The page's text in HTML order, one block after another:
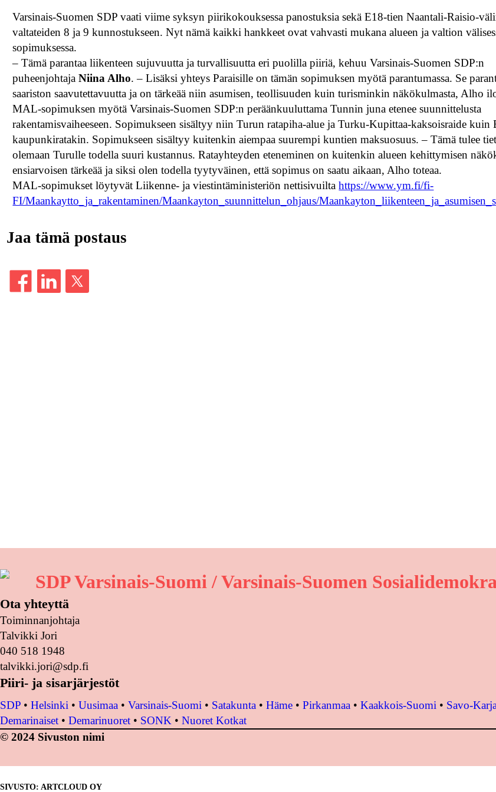
Varsinais-Suomen SDP vaati viime syksyn piirikokouksessa panostuksia sekä E18-tien Naantali-Raisio-
valtateiden 8 ja 9 kunnostukseen. Nyt nämä kaikki hankkeet ovat vahvasti mukana alueen ja valtion
sopimuksessa.
– Tämä parantaa liikenteen sujuvuutta ja turvallisuutta eri puolilla piiriä, kehuu Varsinais-Suomen SDP:n
puheenjohtajaNiina Alho. – Lisäksi yhteys Paraisille on tämän sopimuksen myötä parantumassa. Se
saariston saavutettavuutta ja on tärkeää niin asumisen, teollisuuden kuin turisminkin näkökulmasta, Alho
MAL-sopimuksen myötä Varsinais-Suomen SDP:n peräänkuuluttama Tunnin juna etenee suunnittelusta
rakentamisvaiheeseen. Sopimukseen sisältyy niin Turun ratapiha-alue ja Turku-Kupittaa-kaksoisraide kuin
kaupunkiratakin. Sopimukseen sisältyy kuitenkin aiempaa suurempi kuntien maksuosuus. – Tämä tulee
olemaan Turulle todella suuri kustannus. Ratayhteyden eteneminen on kuitenkin alueen kehittymisen
ensiarvoisen tärkeää ja siksi olen todella tyytyväinen, että sopimus on saatu aikaan, Alho toteaa.
MAL-sopimukset löytyvät Liikenne- ja viestintäministeriön nettisivuiltahttps://www.ym.fi/fi-
FI/Maankaytto_ja_rakentaminen/Maankayton_suunnittelun_ohjaus/
Jaa tämä postaus
SDP Varsinais-Suomi / Varsinais-Suomen
Ota yhteyttä
Toiminnanjohtaja
Talvikki Jori
040 518 1948
talvikki.jori@sdp.fi
Piiri- ja sisarjärjestöt
SDP • Helsinki • Uusimaa • Varsinais-Suomi • Satakunta • Häme • Pirkanmaa • Kaakkois-Suomi • Savo-
Demarinaiset • Demarinuoret • SONK • Nuoret Kotkat
© 2024 Sivuston nimi
SIVUSTO: ARTCLOUD OY